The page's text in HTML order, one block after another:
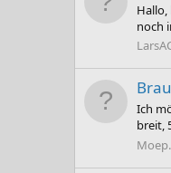
noch
Ich
breit,
Moep.